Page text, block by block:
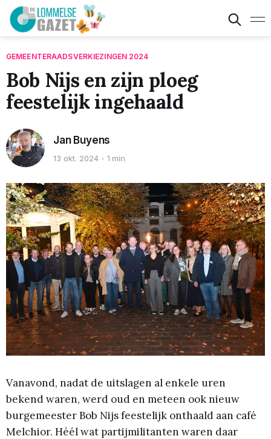
GEMEENTERAADSVERKIEZINGEN 2024
Bob Nijs en zijn ploeg
feestelijk ingehaald
Jan Buyens
13 okt. 2024 1 min
Vanavond, nadat de uitslagen al enkele uren
bekend waren, werd oud en meteen ook nieuw
burgemeester Bob Nijs feestelijk onthaald aan café
Melchior. Héél wat partijmilitanten waren daar